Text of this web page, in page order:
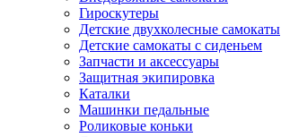
Гироскутеры
Детские двухколесные самокаты
Детские самокаты с сиденьем
Запчасти и аксессуары
Защитная экипировка
Каталки
Машинки педальные
Роликовые коньки